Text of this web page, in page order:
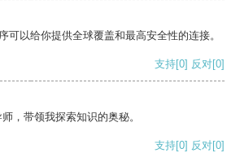
可以给你提供全球覆盖和最高安全性的连接。
支持[0] 反对[0]
，带领我探索知识的奥秘。
支持[0] 反对[0]